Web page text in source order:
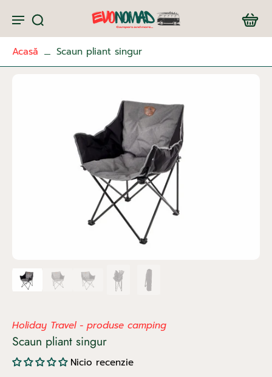
Acasă Scaun pliant singur
Holiday Travel - produse camping
Scaun pliant singur
Nicio recenzie